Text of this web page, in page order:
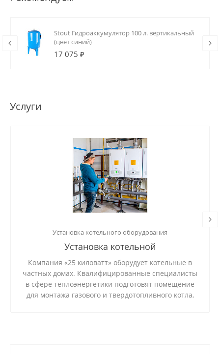
Stout Гидроаккумулятор 100 л. вертикальный
(цвет синий)
17 075 ₽
Услуги
Установка котельного оборудования
Установка котельной
Компания «25 киловатт» оборудует котельные в
частных домах. Квалифицированные специалисты
в сфере теплоэнергетики подготовят помещение
для монтажа газового и твердотопливного котла,